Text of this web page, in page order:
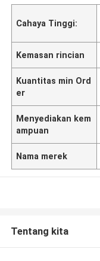
Cahaya Tinggi:
Kemasan rincian
Kuantitas min Ord
er
Menyediakan kem
ampuan
Nama merek
Tentang kita